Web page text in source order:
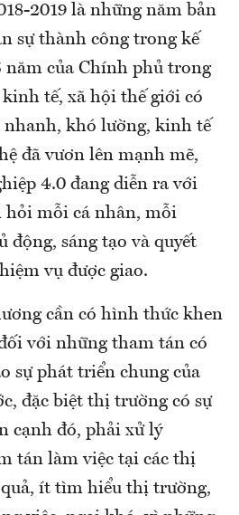
2019 là những năm bản
sự thành công trong kế
năm của Chính phủ trong
tế, xã hội thế giới có
nhanh, khó lường, kinh tế
đã vươn lên mạnh mẽ,
4.0 đang diễn ra với
mỗi cá nhân, mỗi
động, sáng tạo và quyết
vụ được giao.
cần có hình thức khen
với những tham tán có
sự phát triển chung của
đặc biệt thị trường có sự
cạnh đó, phải xử lý
tán làm việc tại các thị
ít tìm hiểu thị trường,